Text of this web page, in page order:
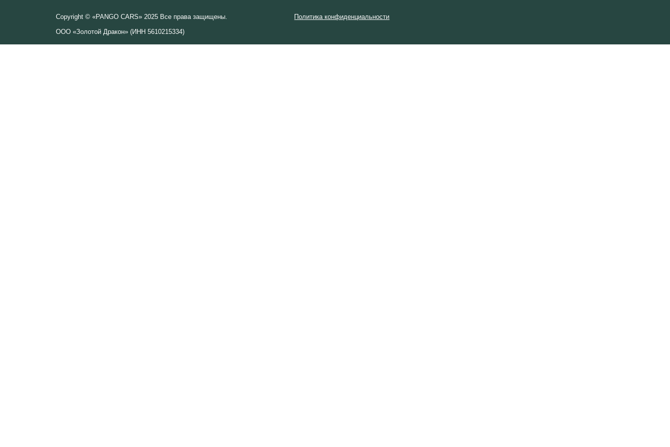
Copyright © «PANGO CARS» 2025 Все права защищены. Политика конфиденциальности
ООО «Золотой Дракон» (ИНН 5610215334)